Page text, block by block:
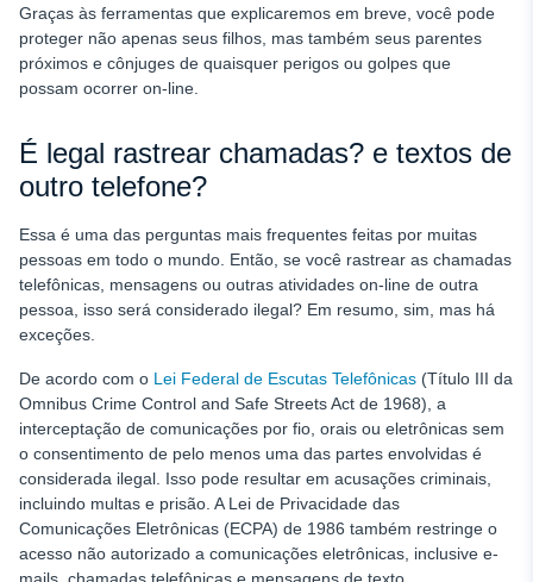
Graças às ferramentas que explicaremos em breve, você pode
proteger não apenas seus filhos, mas também seus parentes
próximos e cônjuges de quaisquer perigos ou golpes que
possam ocorrer on-line.
É legal rastrear chamadas? e textos de
outro telefone?
Essa é uma das perguntas mais frequentes feitas por muitas
pessoas em todo o mundo. Então, se você rastrear as chamadas
telefônicas, mensagens ou outras atividades on-line de outra
pessoa, isso será considerado ilegal? Em resumo, sim, mas há
exceções.
De acordo com o Lei Federal de Escutas Telefônicas (Título III da
Omnibus Crime Control and Safe Streets Act de 1968), a
interceptação de comunicações por fio, orais ou eletrônicas sem
o consentimento de pelo menos uma das partes envolvidas é
considerada ilegal. Isso pode resultar em acusações criminais,
incluindo multas e prisão. A Lei de Privacidade das
Comunicações Eletrônicas (ECPA) de 1986 também restringe o
acesso não autorizado a comunicações eletrônicas, inclusive e-